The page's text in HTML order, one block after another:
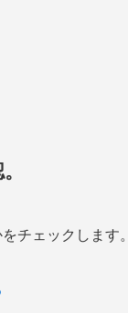
チェックします。